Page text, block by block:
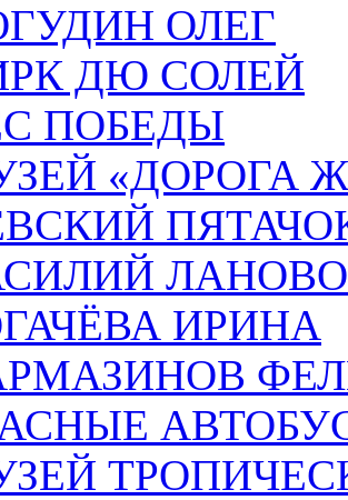
ОЛЕГ
ДЮ СОЛЕЙ
ПОБЕДЫ
«ДОРОГА
ИРИНА